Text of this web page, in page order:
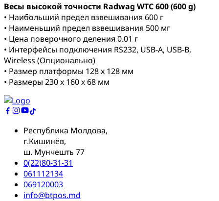
Весы высокой точности Radwag WTC 600 (600 g)
• Наибольший предел взвешивания 600 г
• Наименьший предел взвешивания 500 мг
• Цена поверочного деления 0.01 г
• Интерфейсы подключения RS232, USB-A, USB-B,
Wireless (Опционально)
• Размер платформы 128 x 128 мм
• Размеры 230 x 160 x 68 мм
Республика Молдова,
г.Кишинёв,
ш. Мунчешть 77
0(22)80-31-31
061112134
069120003
info@btpos.md